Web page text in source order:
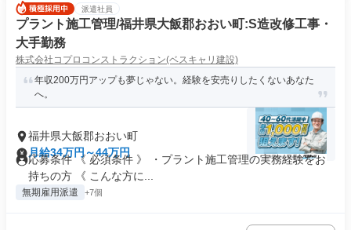
派遣社員
プラント施工管理/福井県大飯郡おおい町:S造改修工事・
大手勤務
株式会社コプロコンストラクション(ベスキャリ建設)
年収200万円アップも夢じゃない。経験を安売りしたくないあなた
へ。
福井県大飯郡おおい町
月給34万円～44万円
応募条件 《 必須条件 》 ・プラント施工管理の実務経験をお
持ちの方 《 こんな方に...
無期雇用派遣 +7個